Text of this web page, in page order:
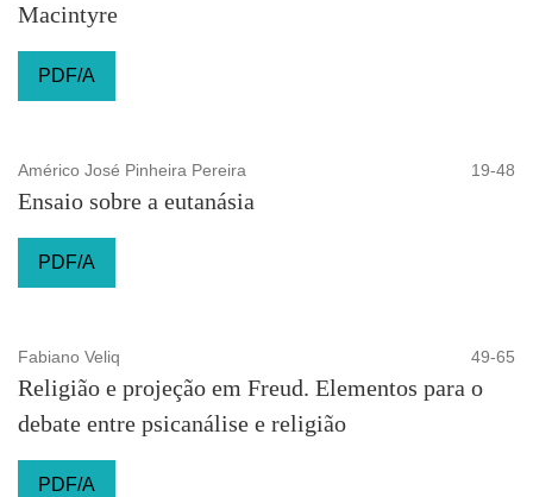
Macintyre
PDF/A
Américo José Pinheira Pereira 19-48
Ensaio sobre a eutanásia
PDF/A
Fabiano Veliq 49-65
Religião e projeção em Freud. Elementos para o
debate entre psicanálise e religião
PDF/A